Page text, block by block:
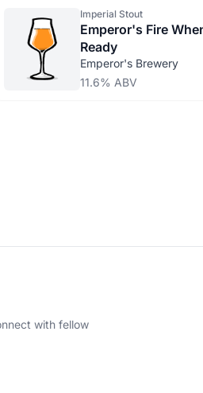
Imperial Stout
Emperor's Fire
Ready
Emperor's Brewery
11.6% ABV
with fellow